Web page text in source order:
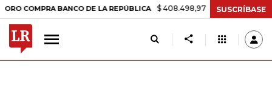
BANCO DE LA REPÚBLICA $ 408.498,97 +$ 8.753,81 +2,19%
SUSCRÍBASE